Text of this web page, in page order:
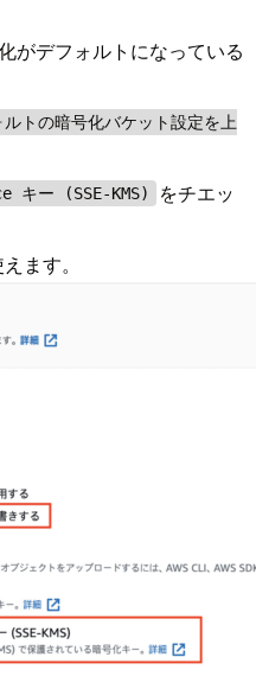
がデフォルトになっている
ルトの暗号化バケット設定を上
キー (SSE-KMS)
をチエッ
ます。